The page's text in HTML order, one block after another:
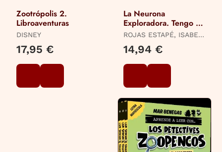
Zootrópolis 2.
Libroaventuras
DISNEY
17,95 €
La Neurona
Exploradora. Tengo un
Nudo en la Tripa
ROJAS ESTAPÉ, ISABEL
/ ORSE, MARTA
14,94 €